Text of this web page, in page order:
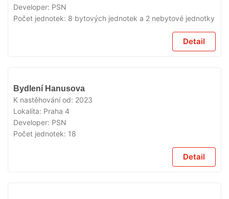
Developer: PSN
Počet jednotek: 8 bytových jednotek a 2 nebytové jednotky
Detail
Bydlení Hanusova
K nastěhování od: 2023
Lokalita: Praha 4
Developer: PSN
Počet jednotek: 18
Detail